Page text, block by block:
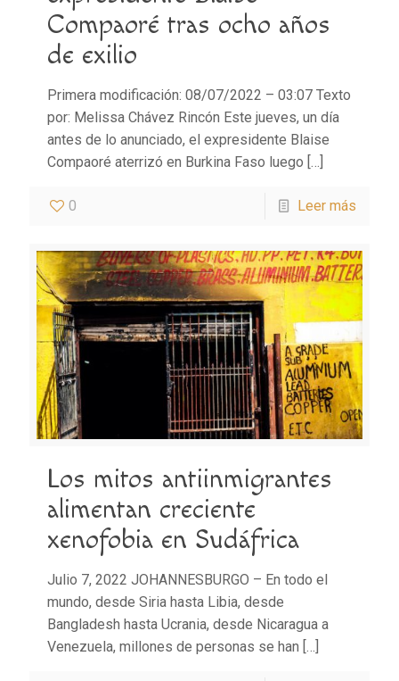
Compaoré tras ocho años
de exilio
Primera modificación: 08/07/2022 – 03:07 Texto
por: Melissa Chávez Rincón Este jueves, un día
antes de lo anunciado, el expresidente Blaise
Compaoré aterrizó en Burkina Faso luego […]
0 Leer más
Los mitos antiinmigrantes
alimentan creciente
xenofobia en Sudáfrica
Julio 7, 2022 JOHANNESBURGO – En todo el
mundo, desde Siria hasta Libia, desde
Bangladesh hasta Ucrania, desde Nicaragua a
Venezuela, millones de personas se han […]